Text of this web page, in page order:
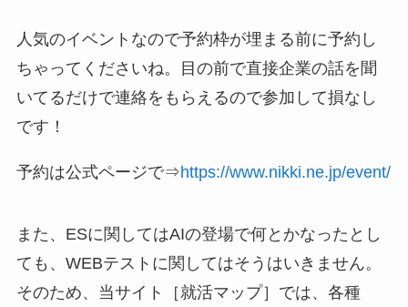
人気のイベントなので予約枠が埋まる前に予約し
ちゃってくださいね。目の前で直接企業の話を聞
いてるだけで連絡をもらえるので参加して損なし
です！
予約は公式ページで⇒https://www.nikki.ne.jp/event/
また、ESに関してはAIの登場で何とかなったとし
ても、WEBテストに関してはそうはいきません。
そのため、当サイト［就活マップ］では、各種